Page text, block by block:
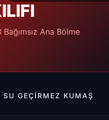
Ana Bölme
GEÇIRMEZ KUMAŞ